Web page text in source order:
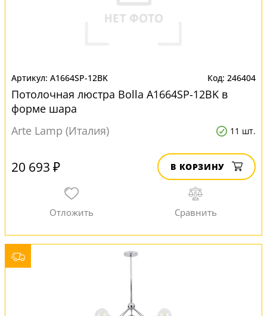
A1664SP-12BK 246404
Потолочная люстра Bolla A1664SP-12BK в
форме шара
Arte Lamp (Италия)
11 шт.
20 693 ₽ В КОРЗИНУ